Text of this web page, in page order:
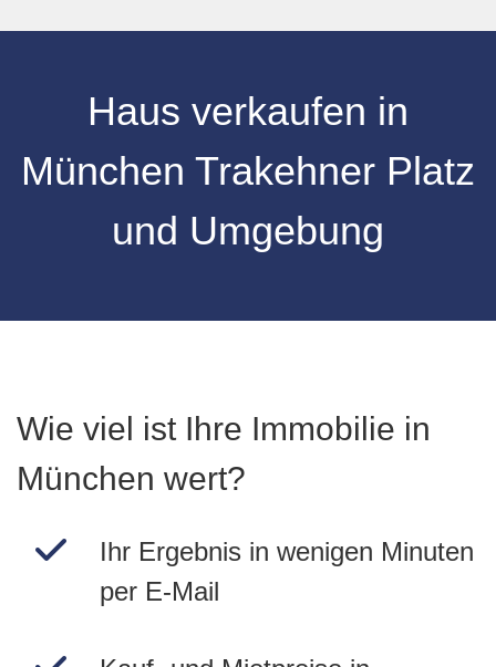
Haus verkaufen in
München Trakehner Platz
und Umgebung
Wie viel ist Ihre Immobilie in
München wert?
Ihr Ergebnis in wenigen Minuten
per E-Mail